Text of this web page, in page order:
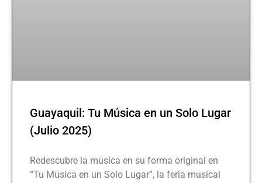
Guayaquil: Tu Música en un Solo Lugar
(Julio 2025)
Redescubre la música en su forma original en
“Tu Música en un Solo Lugar”, la feria musical